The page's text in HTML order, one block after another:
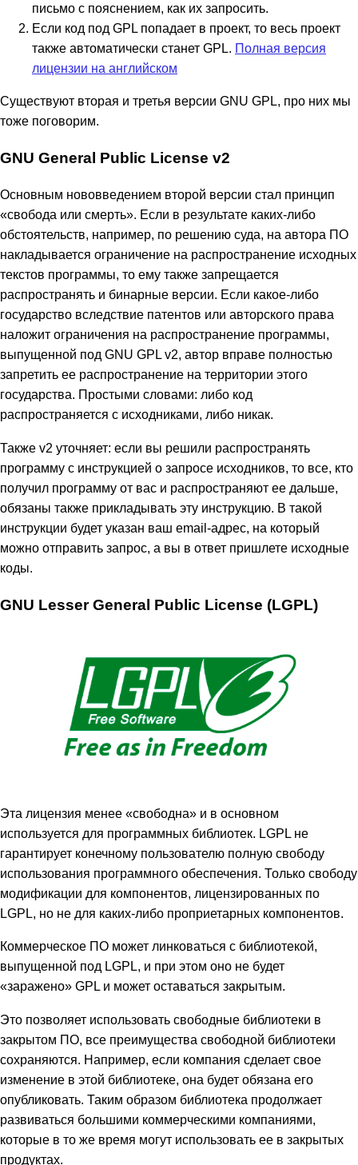
письмо с пояснением, как их запросить.
Если код под GPL попадает в проект, то весь проект
также автоматически станет GPL. Полная версия
лицензии на английском
Существуют вторая и третья версии GNU GPL, про них мы
тоже поговорим.
GNU General Public License v2
Основным нововведением второй версии стал принцип
«свобода или смерть». Если в результате каких-либо
обстоятельств, например, по решению суда, на автора ПО
накладывается ограничение на распространение исходных
текстов программы, то ему также запрещается
распространять и бинарные версии. Если какое-либо
государство вследствие патентов или авторского права
наложит ограничения на распространение программы,
выпущенной под GNU GPL v2, автор вправе полностью
запретить ее распространение на территории этого
государства. Простыми словами: либо код
распространяется с исходниками, либо никак.
Также v2 уточняет: если вы решили распространять
программу с инструкцией о запросе исходников, то все, кто
получил программу от вас и распространяют ее дальше,
обязаны также прикладывать эту инструкцию. В такой
инструкции будет указан ваш email-адрес, на который
можно отправить запрос, а вы в ответ пришлете исходные
коды.
GNU Lesser General Public License (LGPL)
Эта лицензия менее «свободна» и в основном
используется для программных библиотек. LGPL не
гарантирует конечному пользователю полную свободу
использования программного обеспечения. Только свободу
модификации для компонентов, лицензированных по
LGPL, но не для каких-либо проприетарных компонентов.
Коммерческое ПО может линковаться с библиотекой,
выпущенной под LGPL, и при этом оно не будет
«заражено» GPL и может оставаться закрытым.
Это позволяет использовать свободные библиотеки в
закрытом ПО, все преимущества свободной библиотеки
сохраняются. Например, если компания сделает свое
изменение в этой библиотеке, она будет обязана его
опубликовать. Таким образом библиотека продолжает
развиваться большими коммерческими компаниями,
которые в то же время могут использовать ее в закрытых
продуктах.